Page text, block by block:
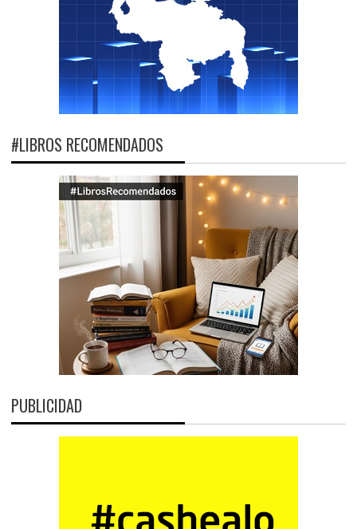
#LIBROS RECOMENDADOS
PUBLICIDAD